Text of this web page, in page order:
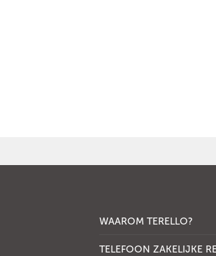
WAAROM TERELLO?
TELEFOON ZAKELIJKE